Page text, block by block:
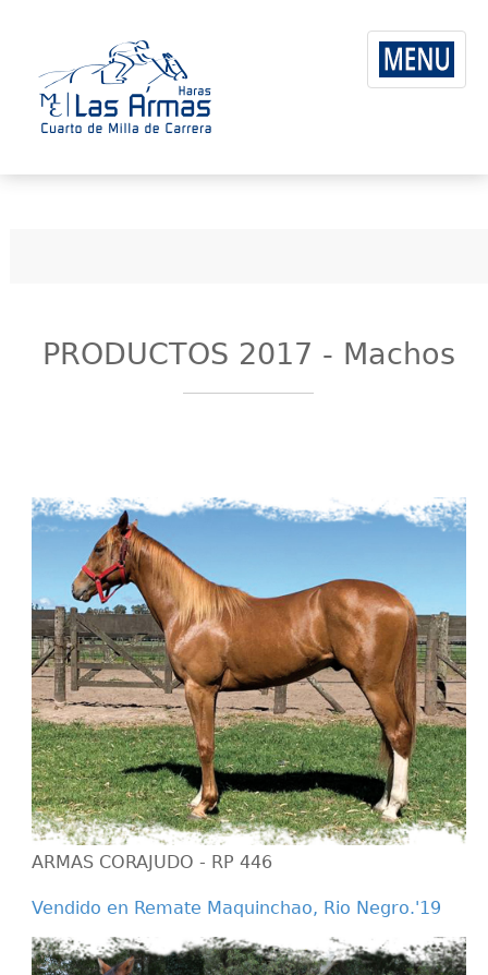
PRODUCTOS 2017 - Machos
ARMAS CORAJUDO - RP 446
Vendido en Remate Maquinchao, Rio Negro.'19